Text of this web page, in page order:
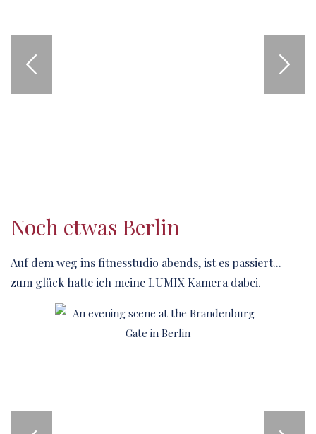
Noch etwas Berlin
Auf dem weg ins fitnesstudio abends, ist es passiert...
zum glück hatte ich meine LUMIX Kamera dabei.